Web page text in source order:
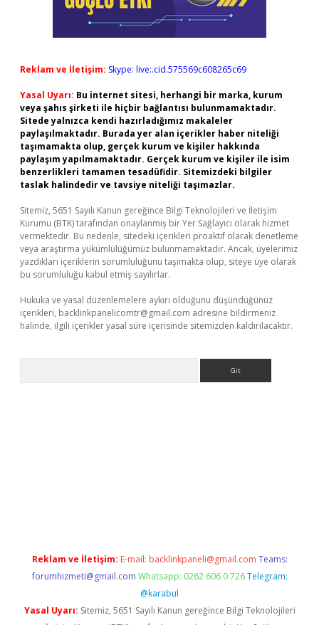
Reklam ve İletişim: Skype: live:.cid.575569c608265c69
Yasal Uyarı: Bu internet sitesi, herhangi bir marka, kurum
veya şahıs şirketi ile hiçbir bağlantısı bulunmamaktadır.
Sitede yalnızca kendi hazırladığımız makaleler
paylaşılmaktadır. Burada yer alan içerikler haber niteliği
taşımamakta olup, gerçek kurum ve kişiler hakkında
paylaşım yapılmamaktadır. Gerçek kurum ve kişiler ile isim
benzerlikleri tamamen tesadüfidir. Sitemizdeki bilgiler
taslak halindedir ve tavsiye niteliği taşımazlar.
Sitemiz, 5651 Sayılı Kanun gereğince Bilgi Teknolojileri ve İletişim
Kurumu (BTK) tarafından onaylanmış bir Yer Sağlayıcı olarak hizmet
vermektedir. Bu nedenle, sitedeki içerikleri proaktif olarak denetleme
veya araştırma yükümlülüğümüz bulunmamaktadır. Ancak, üyelerimiz
yazdıkları içeriklerin sorumluluğunu taşımakta olup, siteye üye olarak
bu sorumluluğu kabul etmiş sayılırlar.
Hukuka ve yasal düzenlemelere aykırı olduğunu düşündüğünüz
içerikleri, backlinkpanelicomtr@gmail.com adresine bildirmeniz
halinde, ilgili içerikler yasal süre içerisinde sitemizden kaldırılacaktır.
Reklam ve İletişim: E-mail: backlinkpaneli@gmail.com Teams:
forumhizmeti@gmail.com Whatsapp: 0262 606 0 726 Telegram:
@karabul
Yasal Uyarı: Sitemiz, 5651 Sayılı Kanun gereğince Bilgi Teknolojileri